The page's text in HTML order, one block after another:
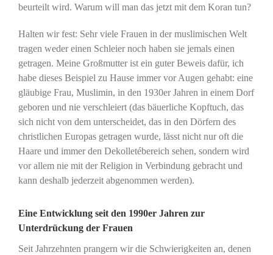
beurteilt wird. Warum will man das jetzt mit dem Koran tun?
Halten wir fest: Sehr viele Frauen in der muslimischen Welt
tragen weder einen Schleier noch haben sie jemals einen
getragen. Meine Großmutter ist ein guter Beweis dafür, ich
habe dieses Beispiel zu Hause immer vor Augen gehabt: eine
gläubige Frau, Muslimin, in den 1930er Jahren in einem Dorf
geboren und nie verschleiert (das bäuerliche Kopftuch, das
sich nicht von dem unterscheidet, das in den Dörfern des
christlichen Europas getragen wurde, lässt nicht nur oft die
Haare und immer den Dekolletébereich sehen, sondern wird
vor allem nie mit der Religion in Verbindung gebracht und
kann deshalb jederzeit abgenommen werden).
Eine Entwicklung seit den 1990er Jahren zur
Unterdrückung der Frauen
Seit Jahrzehnten prangern wir die Schwierigkeiten an, denen